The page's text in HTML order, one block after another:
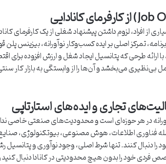
از افراد، لزوم داشتن پیشنهاد شغلی از یک کارفرمای
تمرکز اصلی بر ایده کسب‌وکار نوآورانه، بیزینس
طرحی که پتانسیل ایجاد شغل و ارزش افزوده برای اقتصاد
بی‌نظیری می‌بخشد و آن‌ها را از وابستگی به بازار کار
نوآورانه در هر حوزه‌ای است و محدودیت‌های صنعتی خاصی
فناوری اطلاعات، هوش مصنوعی، بیوتکنولوژی،
دنبال کنند. تنها شرط اصلی، وجود نوآوری و پتانسیل
خود را بدون هیچ محدودیتی در کانادا دنبال کنید